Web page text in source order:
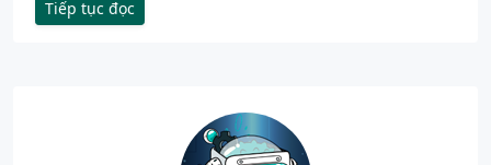
Tiếp tục đọc